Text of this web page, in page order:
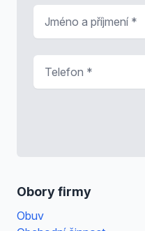
Obory firmy
Obuv